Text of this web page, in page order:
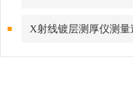
手的你是否了解
X射线镀层测厚仪测量
快，稳定性高